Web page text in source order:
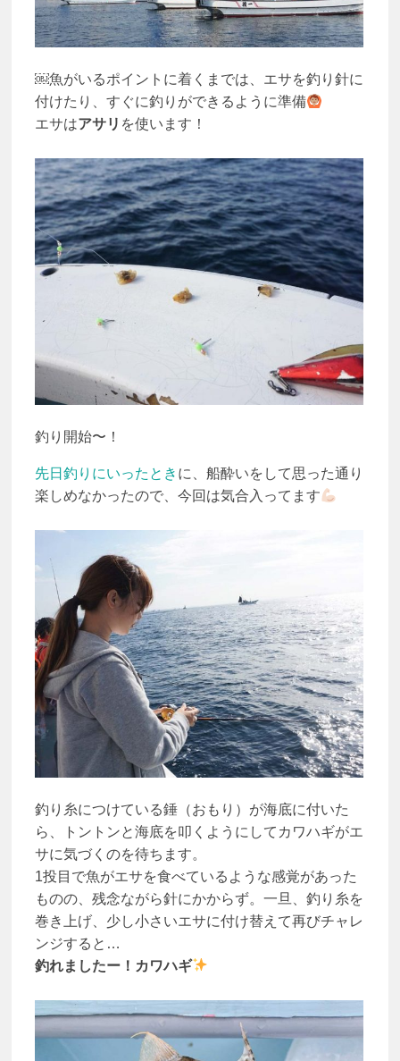
￼魚がいるポイントに着くまでは、エサを釣り針に
付けたり、すぐに釣りができるように準備
エサはアサリ を使います！
釣り開始〜！
先日釣りにいったとき に、船酔いをして思った通り
楽しめなかったので、今回は気合入ってます
釣り糸につけている錘（おもり）が海底に付いた
ら、トントンと海底を叩くようにしてカワハギがエ
サに気づくのを待ちます。
1投目で魚がエサを食べているような感覚があった
ものの、残念ながら針にかからず。一旦、釣り糸を
巻き上げ、少し小さいエサに付け替えて再びチャレ
ンジすると…
釣れましたー！カワハギ